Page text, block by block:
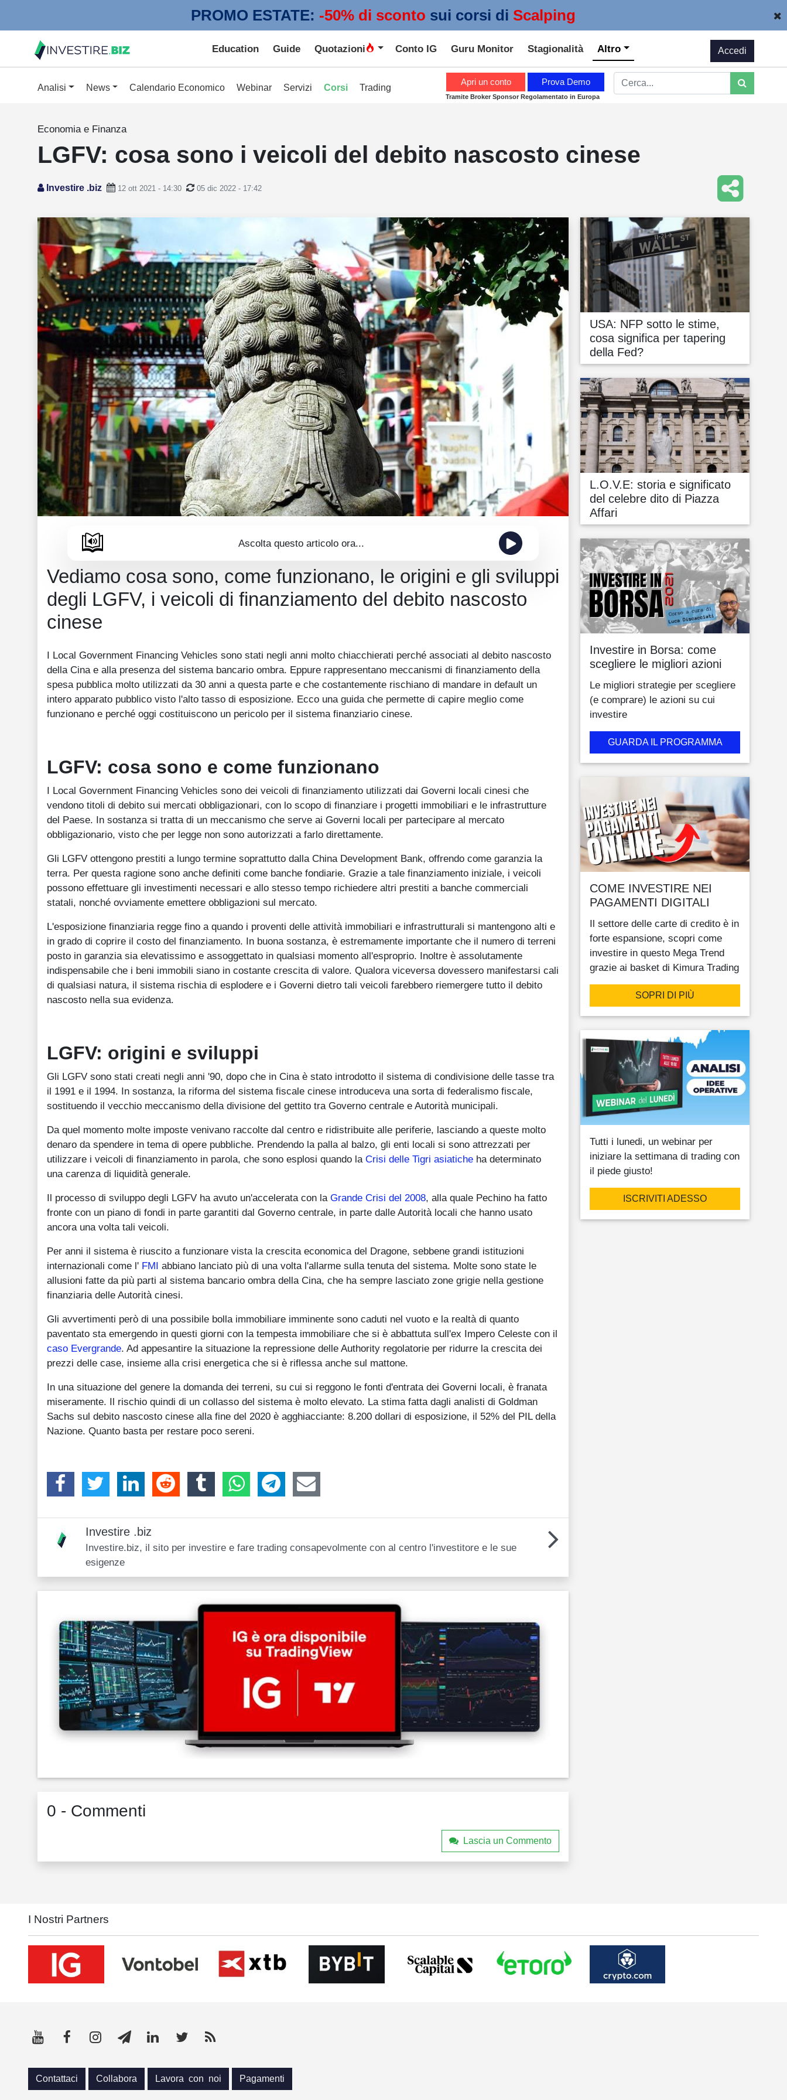
PROMO ESTATE: -50% di sconto sui corsi di Scalping
Education Guide Quotazioni Conto IG Guru Monitor Stagionalità Altro Accedi
Analisi News Calendario Economico Webinar Servizi Corsi Trading
Apri un conto Prova Demo
Tramite Broker Sponsor Regolamentato in Europa
Economia e Finanza
LGFV: cosa sono i veicoli del debito nascosto cinese
Investire .biz 12 ott 2021 - 14:30 05 dic 2022 - 17:42
Ascolta questo articolo ora...
Vediamo cosa sono, come funzionano, le origini e gli sviluppi
degli LGFV, i veicoli di finanziamento del debito nascosto
cinese
I Local Government Financing Vehicles sono stati negli anni molto chiacchierati perché associati al debito nascosto
della Cina e alla presenza del sistema bancario ombra. Eppure rappresentano meccanismi di finanziamento della
spesa pubblica molto utilizzati da 30 anni a questa parte e che costantemente rischiano di mandare in default un
intero apparato pubblico visto l'alto tasso di esposizione. Ecco una guida che permette di capire meglio come
funzionano e perché oggi costituiscono un pericolo per il sistema finanziario cinese.
LGFV: cosa sono e come funzionano
I Local Government Financing Vehicles sono dei veicoli di finanziamento utilizzati dai Governi locali cinesi che
vendono titoli di debito sui mercati obbligazionari, con lo scopo di finanziare i progetti immobiliari e le infrastrutture
del Paese. In sostanza si tratta di un meccanismo che serve ai Governi locali per partecipare al mercato
obbligazionario, visto che per legge non sono autorizzati a farlo direttamente.
Gli LGFV ottengono prestiti a lungo termine soprattutto dalla China Development Bank, offrendo come garanzia la
terra. Per questa ragione sono anche definiti come banche fondiarie. Grazie a tale finanziamento iniziale, i veicoli
possono effettuare gli investimenti necessari e allo stesso tempo richiedere altri prestiti a banche commerciali
statali, nonché ovviamente emettere obbligazioni sul mercato.
L'esposizione finanziaria regge fino a quando i proventi delle attività immobiliari e infrastrutturali si mantengono alti e
in grado di coprire il costo del finanziamento. In buona sostanza, è estremamente importante che il numero di terreni
posto in garanzia sia elevatissimo e assoggettato in qualsiasi momento all'esproprio. Inoltre è assolutamente
indispensabile che i beni immobili siano in costante crescita di valore. Qualora viceversa dovessero manifestarsi cali
di qualsiasi natura, il sistema rischia di esplodere e i Governi dietro tali veicoli farebbero riemergere tutto il debito
nascosto nella sua evidenza.
LGFV: origini e sviluppi
Gli LGFV sono stati creati negli anni '90, dopo che in Cina è stato introdotto il sistema di condivisione delle tasse tra
il 1991 e il 1994. In sostanza, la riforma del sistema fiscale cinese introduceva una sorta di federalismo fiscale,
sostituendo il vecchio meccanismo della divisione del gettito tra Governo centrale e Autorità municipali.
Da quel momento molte imposte venivano raccolte dal centro e ridistribuite alle periferie, lasciando a queste molto
denaro da spendere in tema di opere pubbliche. Prendendo la palla al balzo, gli enti locali si sono attrezzati per
utilizzare i veicoli di finanziamento in parola, che sono esplosi quando la Crisi delle Tigri asiatiche ha determinato
una carenza di liquidità generale.
Il processo di sviluppo degli LGFV ha avuto un'accelerata con la Grande Crisi del 2008, alla quale Pechino ha fatto
fronte con un piano di fondi in parte garantiti dal Governo centrale, in parte dalle Autorità locali che hanno usato
ancora una volta tali veicoli.
Per anni il sistema è riuscito a funzionare vista la crescita economica del Dragone, sebbene grandi istituzioni
internazionali come l' FMI abbiano lanciato più di una volta l'allarme sulla tenuta del sistema. Molte sono state le
allusioni fatte da più parti al sistema bancario ombra della Cina, che ha sempre lasciato zone grigie nella gestione
finanziaria delle Autorità cinesi.
Gli avvertimenti però di una possibile bolla immobiliare imminente sono caduti nel vuoto e la realtà di quanto
paventato sta emergendo in questi giorni con la tempesta immobiliare che si è abbattuta sull'ex Impero Celeste con il
caso Evergrande. Ad appesantire la situazione la repressione delle Authority regolatorie per ridurre la crescita dei
prezzi delle case, insieme alla crisi energetica che si è riflessa anche sul mattone.
In una situazione del genere la domanda dei terreni, su cui si reggono le fonti d'entrata dei Governi locali, è franata
miseramente. Il rischio quindi di un collasso del sistema è molto elevato. La stima fatta dagli analisti di Goldman
Sachs sul debito nascosto cinese alla fine del 2020 è agghiacciante: 8.200 dollari di esposizione, il 52% del PIL della
Nazione. Quanto basta per restare poco sereni.
Investire .biz
Investire.biz, il sito per investire e fare trading consapevolmente con al centro l'investitore e le sue
esigenze
0 - Commenti
Lascia un Commento
USA: NFP sotto le stime,
cosa significa per tapering
della Fed?
L.O.V.E: storia e significato
del celebre dito di Piazza
Affari
Investire in Borsa: come
scegliere le migliori azioni
Le migliori strategie per scegliere
(e comprare) le azioni su cui
investire
GUARDA IL PROGRAMMA
COME INVESTIRE NEI
PAGAMENTI DIGITALI
Il settore delle carte di credito è in
forte espansione, scopri come
investire in questo Mega Trend
grazie ai basket di Kimura Trading
SOPRI DI PIÙ
Tutti i lunedi, un webinar per
iniziare la settimana di trading con
il piede giusto!
ISCRIVITI ADESSO
I Nostri Partners
Contattaci Collabora Lavora con noi Pagamenti